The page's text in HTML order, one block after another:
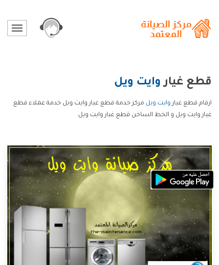
قطع غيار وايت ويل
ارقام قطع غيار وايت ويل مركز خدمة قطع غيار وايت ويل خدمة عملاء قطع
غيار وايت ويل و الخط الساخن قطع غيار وايت ويل.